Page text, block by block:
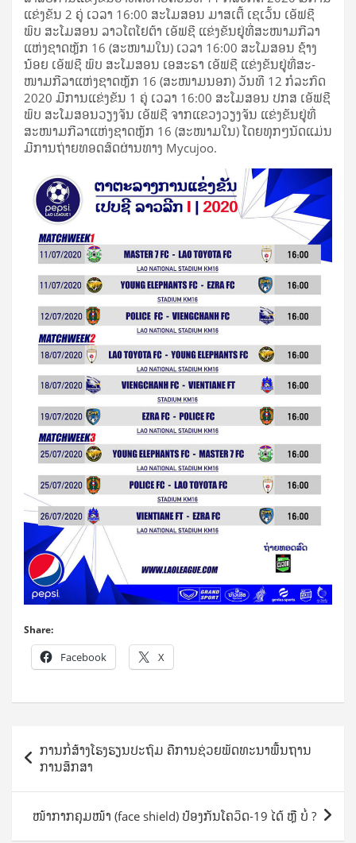
ແຂ່ງ­ຂັນ 2 ຄູ່ ເວ­ລາ 16:00 ສະ­ໂມ­ສອນ ມາ​ສ​ເຕີ້ ເຊ​ເວັ້ນ ເອັຟ​ຊີ
ພົບ ສະ­ໂມ­ສອນ ລາວ​ໂຕ​ໂຢ​ຕ້າ ເອັຟ​ຊີ ແຂ່ງ­ຂັນ​ຢູ່​ທີ່​ສະ­ໜາມ​ກີ­ລາ​
ແຫ່ງ​ຊາດ​ຫຼັກ 16 (ສະ­ໜາມ​ໃນ) ເວ­ລາ 16:00 ສະ­ໂມ­ສອນ ຊ້າງ​
ນ້ອຍ ເອັຟ​ຊີ ພົບ ສະ­ໂມ­ສອນ ເອ​ສະ​ຣາ ເອັຟ​ຊີ ແຂ່ງ­ຂັນ​ຢູ່​ທີ່​ສະ­
ໜາມ​ກີ­ລາ​ແຫ່ງ​ຊາດ​ຫຼັກ 16 (ສະ­ໜາມ​ນອກ) ວັນ​ທີ 12 ກໍ­ລະ­ກົດ
2020 ມີ​ການ​ແຂ່ງ­ຂັນ 1 ຄູ່ ເວ­ລາ 16:00 ສະ­ໂມ­ສອນ ປກສ ເອັຟ​ຊີ
ພົບ ສະ­ໂມ­ສອນ​ວຽງ​ຈັນ ເອັຟ​ຊີ ຈາກ​ແຂວງ​ວຽງ​ຈັນ ແຂ່ງ­ຂັນ​ຢູ່​ທີ່​
ສະ­ໜາມ​ກີ­ລາ​ແຫ່ງ​ຊາດ​ຫຼັກ 16 (ສະ­ໜາມ​ໃນ) ໂດຍ​ທຸກໆ​ນັດ​ແມ່ນ​
ມີ​ການ​ຖ່າຍ​ທອດ​ສົດ​ຜ່ານ​ທາງ Mycujoo.
Share:
Facebook X
navigation
ການກໍ່ສ້າງໂຮງຮຽນປະຖົມ ຄືການຊ່ວຍພັດທະນາພື້ນຖານ
ການສຶກສາ
ໜ້າກາກຄຸມໜ້າ (face shield) ປ້ອງກັນໂຄວິດ-19 ໄດ້ ຫຼື ບໍ່ ?